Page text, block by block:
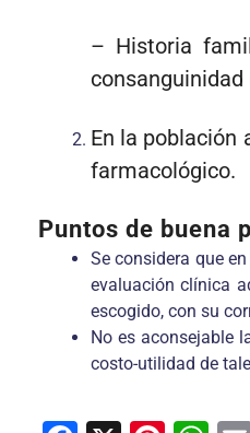
– Historia
En la población
farmacológico.
Puntos de buena
Se considera que
evaluación clínica
escogido, con su
No es aconsejable
costo-utilidad de